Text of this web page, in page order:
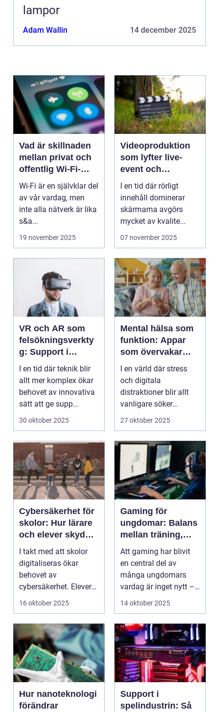
lampor
Adam Wallin 14 december 2025
Vad är skillnaden
mellan privat och
offentlig Wi-Fi-
säkerhet?
Wi-Fi är en självklar del
av vår vardag, men
inte alla nätverk är lika
s&a...
19 november 2025
Videoproduktion
som lyfter live-
event och
varumärken
I en tid där rörligt
innehåll dominerar
skärmarna avgörs
mycket av kvalite...
07 november 2025
VR och AR som
felsökningsverkty
g: Support i
virtuella miljöer
I en tid där teknik blir
allt mer komplex ökar
behovet av innovativa
sätt att ge supp...
30 oktober 2025
Mental hälsa som
funktion: Appar
som övervakar
och stärker
välmående
I en värld där stress
och digitala
distraktioner blir allt
vanligare söker
mång...
27 oktober 2025
Cybersäkerhet för
skolor: Hur lärare
och elever skyddar
sina data
I takt med att skolor
digitaliseras ökar
behovet av
cybersäkerhet. Elever
och lärare ...
16 oktober 2025
Gaming för
ungdomar: Balans
mellan träning,
skola och socialt
Att gaming har blivit
en central del av
många ungdomars
vardag är inget nytt –
men ...
14 oktober 2025
Hur nanoteknologi
förändrar
Support i
spelindustrin: Så